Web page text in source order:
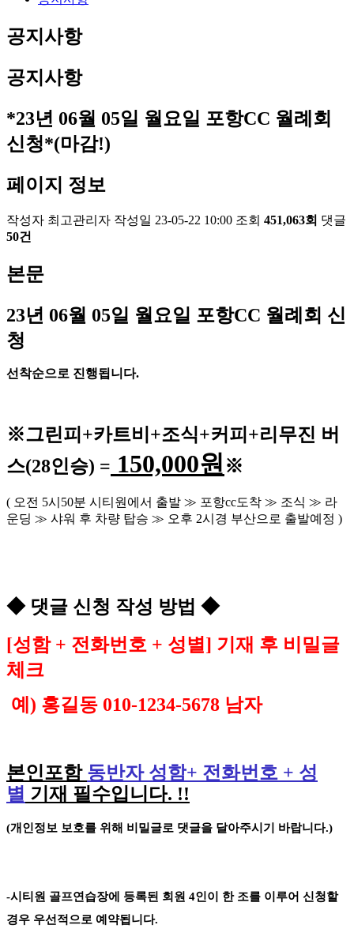
공지사항
공지사항
*23년 06월 05일 월요일 포항CC 월례회
신청*(마감!)
페이지 정보
작성자 최고관리자 작성일 23-05-22 10:00 조회 451,063회 댓글
50건
본문
23년 06월 05일 월요일 포항CC 월례회 신
청
선착순으로 진행됩니다.
※그린피 +카트비 +조식+커피+리무진 버
스(28인승) = 150,000원 ※
( 오전 5시 50분 시티원에서 출발 ≫ 포항cc도착 ≫ 조식 ≫ 라
운딩 ≫ 샤워 후 차량 탑승 ≫ 오후 2시경 부산으로 출발예정 )
◆ 댓글 신청 작성 방법 ◆
[성함 + 전화번호 + 성별] 기재 후 비밀글
체크
예 ) 홍길동 010-1234-5678 남자
본인포함 동반자 성함+ 전화번호 + 성
별 기재 필수입니다. !!
(개인정보 보호를 위해 비밀글로 댓글을 달아주시기 바랍니다.)
-시티원 골프연습장에 등록된 회원 4인이 한 조를 이루어 신청할
경우 우선적으로 예약됩니다.